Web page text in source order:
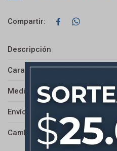
 
Descripción
Características
Medios de pago
Envíos
Cambios y Devoluciones